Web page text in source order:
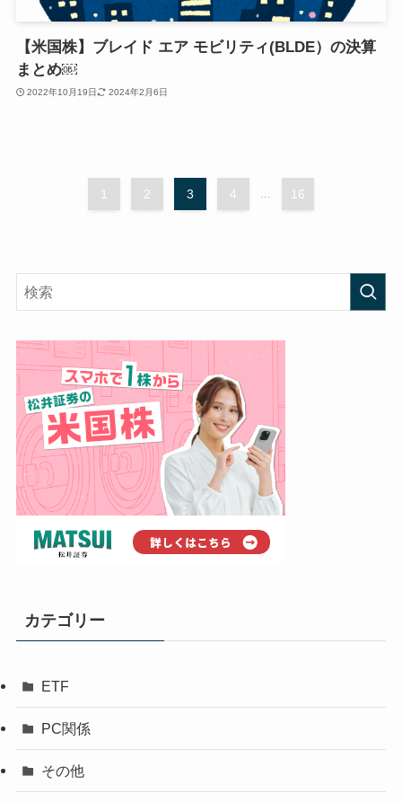
【米国株】ブレイド エア モビリティ(BLDE）の決算
まとめ￼
2022年10月19日 2024年2月6日
1 2 3 4 16
カテゴリー
ETF
PC関係
その他